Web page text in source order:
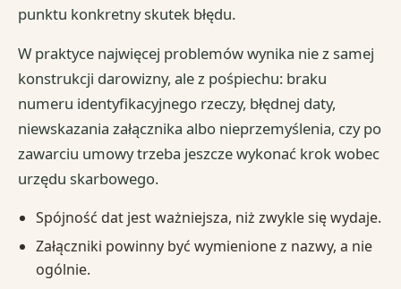
punktu konkretny skutek błędu.
W praktyce najwięcej problemów wynika nie z samej
konstrukcji darowizny, ale z pośpiechu: braku
numeru identyfikacyjnego rzeczy, błędnej daty,
niewskazania załącznika albo nieprzemyślenia, czy po
zawarciu umowy trzeba jeszcze wykonać krok wobec
urzędu skarbowego.
Spójność dat jest ważniejsza, niż zwykle się wydaje.
Załączniki powinny być wymienione z nazwy, a nie
ogólnie.